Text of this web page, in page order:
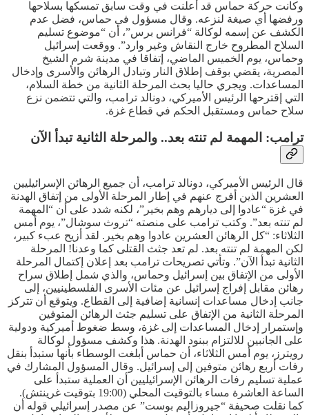
وكانت حركة حماس قد أعلنت في وقت سابق تمسكها بسلاحها
ورفضها أي صيغة لنزعه. وقال مسؤول في حماس، فضل عدم
الكشف عن إسمه لوكالة “فرانس برس”، أن “موضوع تسليم
السلاح المطروح خارج النقاش وغير وارد”. ووقعت إسرائيل
وحماس، يوم الخميس الماضي، إتفاقا في مدينة شرم الشيخ
المصرية، يقضي بوقف إطلاق النار وتبادل الرهائن والأسرى وإدخال
المساعدات. ويجري حاليا بحث المرحلة الثانية من خطة السلام،
التي إقترحها الرئيس الأميركي، دونالد ترامب، والتي تتضمن نزع
سلاح حماس ومستقبل الحكم في قطاع غزة.
ترامب: المهمة لم تنته بعد.. والمرحلة الثانية تبدأ الآن
قال الرئيس الأميركي، دونالد ترامب، أن جميع الرهائن الإسرائيليين
العشرين الذين أفرج عنهم في إطار المرحلة الأولى من إتفاق الهدنة
في غزة “عادوا إلى ديارهم وهم بخير”، لكنه شدد على أن “المهمة
لم تنته بعد”. وكتب ترامب على منصته “تروث سوشال”، يوم أمس
الثلاثاء: “كل الرهائن العشرين عادوا وهم بخير. لقد أزيح عبء كبير،
لكن المهمة لم تنته بعد. لم تعد جثث القتلى كما وعدنا! المرحلة
الثانية تبدأ الآن”. وتأتي تصريحات ترامب بعد إعلان إكتمال المرحلة
الأولى من الإتفاق بين إسرائيل وحماس، والذي شمل إطلاق سراح
رهائن مقابل إفراج إسرائيل عن مئات الأسرى الفلسطينيين، إلى
جانب إدخال مساعدات إنسانية إضافية إلى القطاع. ويتوقع أن تتركز
المرحلة الثانية من الإتفاق على تسليم جثث الرهائن المتوفين
وإستمرار إدخال المساعدات إلى غزة، وسط ضغوط أميركية ودولية
على الجانبين للالتزام ببنود الهدنة. هذا وكشف مسؤول لوكالة
رويترز، يوم أمس الثلاثاء، أن حماس أبلغت الوسطاء بأنها ستبدأ بنقل
رفات أربع رهائن متوفين إلى إسرائيل. وقال المسؤول المشارك في
عملية تسليم رفات الرهائن الإسرائيليين أن العملية ستبدأ على
الساعة العاشرة مساء بالتوقيت المحلي (19:00 بتوقيت غرينتش).
كما نقلت صحيفة “جيروزاليم بوست” عن مصدر إسرائيلي قوله أن